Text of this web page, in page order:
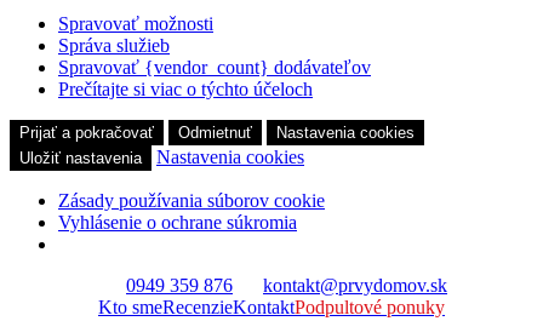
Spravovať možnosti
Správa služieb
Spravovať {vendor_count} dodávateľov
Prečítajte si viac o týchto účeloch
Prijať a pokračovať Odmietnuť
Nastavenia cookies
Uložiť nastavenia
Nastavenia cookies
Zásady používania súborov cookie
Vyhlásenie o ochrane súkromia
0949 359 876
kontakt@prvydomov.sk
Kto smeRecenzieKontaktPodpultové ponuky